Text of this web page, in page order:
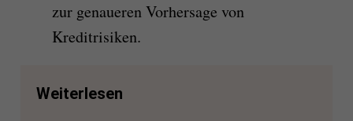
zur genaueren Vorhersage von
Kreditrisiken.
Weiterlesen